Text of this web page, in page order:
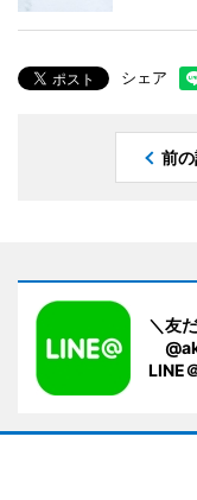
シェア
前
＼友
LINE